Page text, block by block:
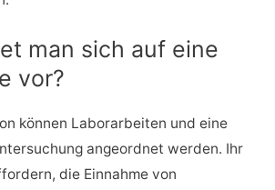
man sich auf eine
vor?
können Laborarbeiten und eine
angeordnet werden. Ihr
die Einnahme von